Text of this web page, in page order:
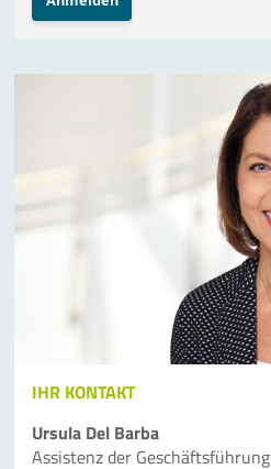
IHR KONTAKT
Ursula Del Barba
Assistenz der Geschäfts­führung